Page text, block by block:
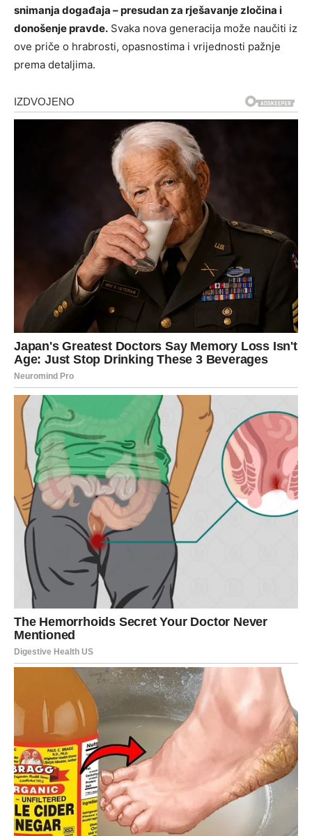
snimanja događaja – presudan za rješavanje zločina i
donošenje pravde. Svaka nova generacija može naučiti iz
ove priče o hrabrosti, opasnostima i vrijednosti pažnje
prema detaljima.